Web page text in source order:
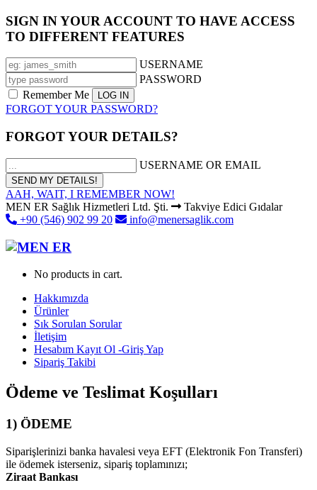
SIGN IN YOUR ACCOUNT TO HAVE ACCESS
TO DIFFERENT FEATURES
USERNAME
PASSWORD
Remember Me
FORGOT YOUR PASSWORD?
FORGOT YOUR DETAILS?
USERNAME OR EMAIL
AAH, WAIT, I REMEMBER NOW!
MEN ER Sağlık Hizmetleri Ltd. Şti.
Takviye Edici Gıdalar
+90 (546) 902 99 20
info@menersaglik.com
No products in cart.
Hakkımızda
Ürünler
Sık Sorulan Sorular
İletişim
Hesabım Kayıt Ol -Giriş Yap
Sipariş Takibi
Ödeme ve Teslimat Koşulları
1) ÖDEME
Siparişlerinizi banka havalesi veya EFT (Elektronik Fon Transferi)
ile ödemek isterseniz, sipariş toplamınızı;
Ziraat Bankası